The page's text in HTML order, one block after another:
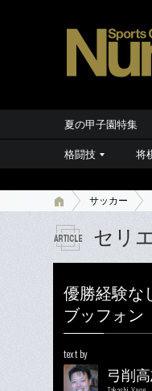
夏の甲子園特集
格闘技 将
サッカー
セリ
優勝経験な
ブッフォン
text by
弓削